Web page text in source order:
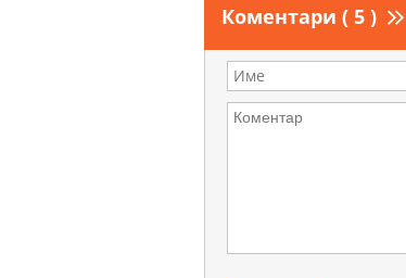
Коментари ( 5 )